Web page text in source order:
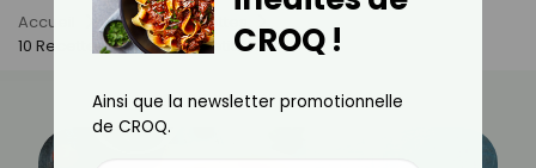
Accueil Actus
Recettes
10 Recettes Italiennes À Petits PrixCROQ !
Ainsi que la newsletter promotionnelle
de CROQ.